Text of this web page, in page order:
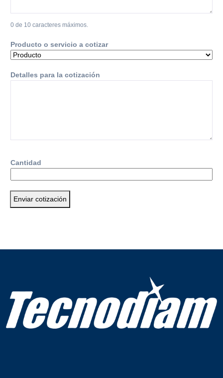
0 de 10 caracteres máximos.
Producto o servicio a cotizar
Detalles para la cotización
Cantidad
Enviar cotización